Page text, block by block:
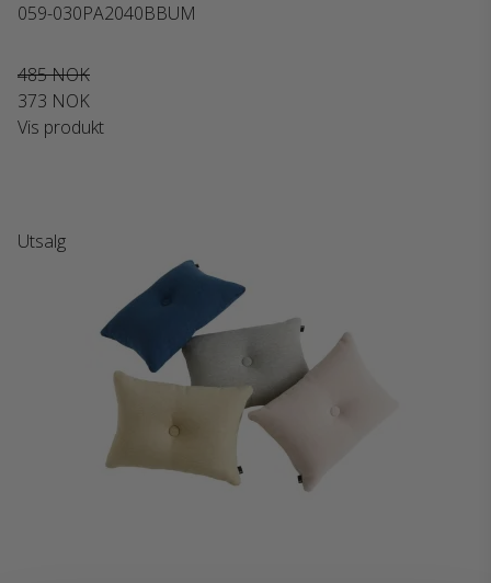
059-030PA2040BBUM
485 NOK
373 NOK
Vis produkt
Utsalg